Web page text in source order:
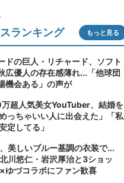
ランキング もっと見る
ドの巨人・リチャード、ソフト
広優人の存在感薄れ...「他球団
機会ある」の声が
超人気美女YouTuber、結婚を
っちゃいい人に出会えた」「私
定してる」
美しいブルー基調の衣装で...
北川悠仁・岩沢厚治と3ショッ
づコラボにファン歓喜